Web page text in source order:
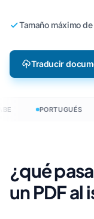
Tamaño máximo
Traducir
PORTUGUÉS
¿qué
un PDF al